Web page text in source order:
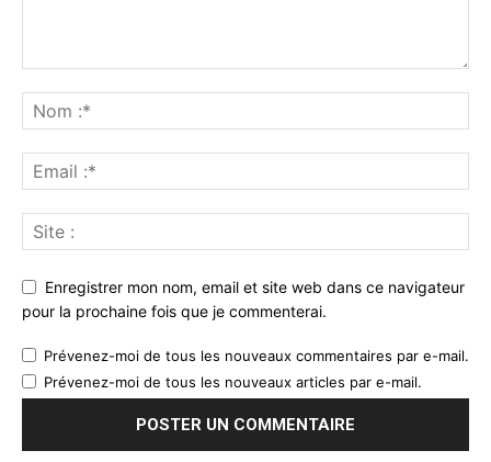
Enregistrer mon nom, email et site web dans ce navigateur
pour la prochaine fois que je commenterai.
Prévenez-moi de tous les nouveaux commentaires par e-mail.
Prévenez-moi de tous les nouveaux articles par e-mail.